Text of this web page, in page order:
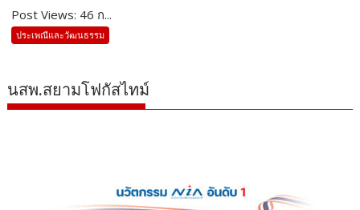
Post Views: 46 ก...
ประเพณีและวัฒนธรรม
นสพ.สยามโฟกัสไทม์